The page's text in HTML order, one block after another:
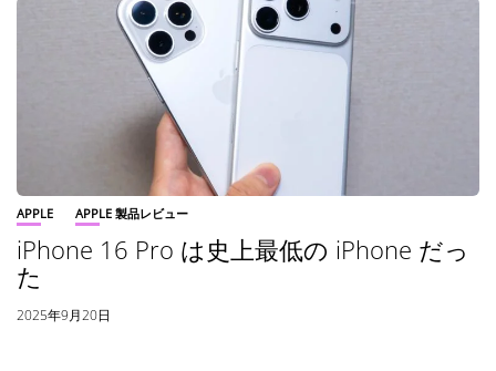
APPLE APPLE 製品レビュー
iPhone 16 Pro は史上最低の iPhone だっ
た
2025年9月20日